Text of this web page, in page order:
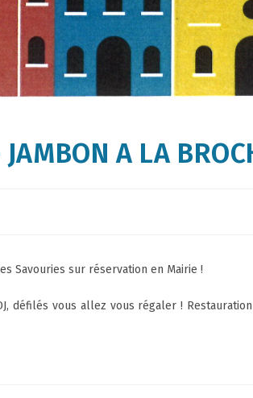
A LA
Savouries sur réservation en Mairie !
défilés vous allez vous régaler !